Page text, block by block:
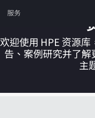
目
录服务
您的购
欢迎使用 HPE 资源
告、案例研究并了解
主